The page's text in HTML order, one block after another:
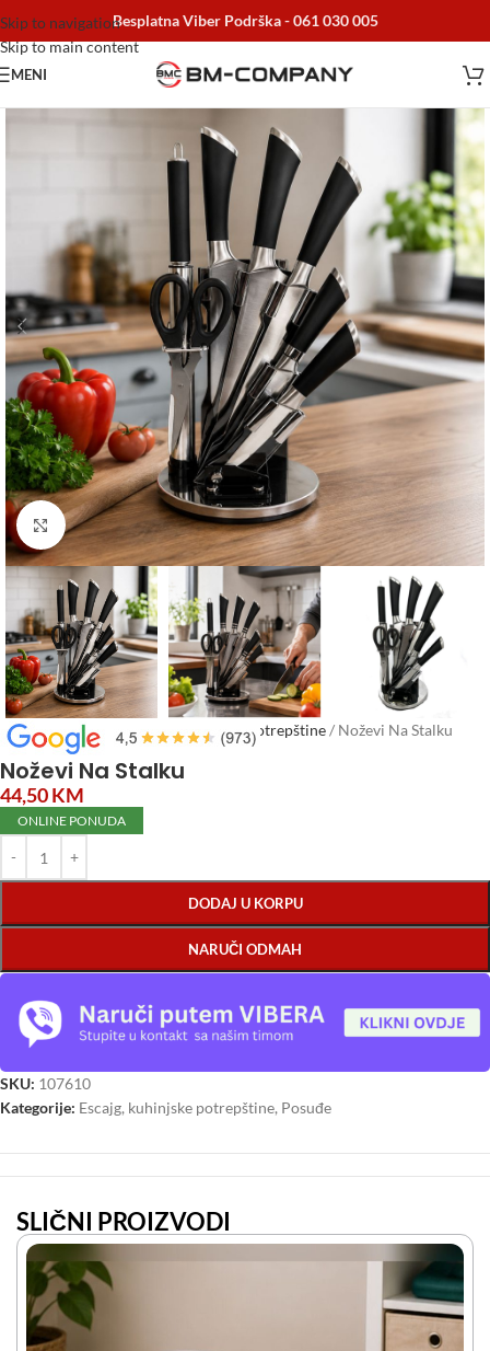
Skip to navigation
Skip to main content
Besplatna Viber Podrška -061 030 005
MENI
Click to enlarge
Početna/Posuđe / Escajg, kuhinjske potrepštine/ Noževi Na Stalku
Noževi Na Stalku
44,50KM
ONLINE PONUDA
DODAJ U KORPU
NARUČI ODMAH
SKU: 107610
Kategorije: Escajg, kuhinjske potrepštine, Posuđe
SLIČNI PROIZVODI